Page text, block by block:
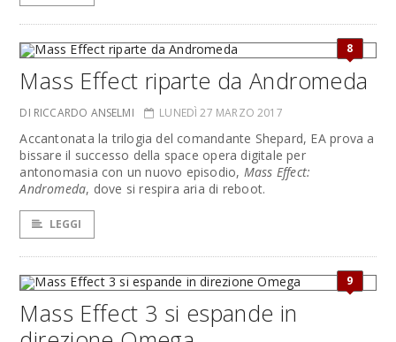
8
Mass Effect riparte da Andromeda
DI RICCARDO ANSELMI LUNEDÌ 27 MARZO 2017
Accantonata la trilogia del comandante Shepard, EA prova a
bissare il successo della space opera digitale per
antonomasia con un nuovo episodio, Mass Effect:
Andromeda, dove si respira aria di reboot.
LEGGI
9
Mass Effect 3 si espande in